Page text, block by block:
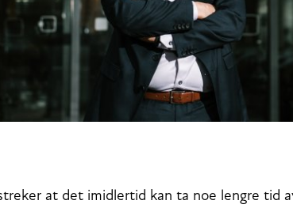
at det imidlertid kan ta noe lengre tid